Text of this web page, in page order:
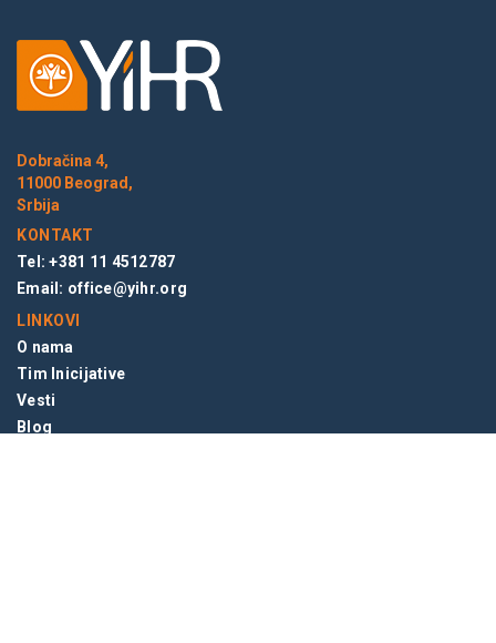
Dobračina 4,
11000 Beograd,
Srbija
KONTAKT
Tel: +381 11 4512787
Email: office@yihr.org
LINKOVI
O nama
Tim Inicijative
Vesti
Blog